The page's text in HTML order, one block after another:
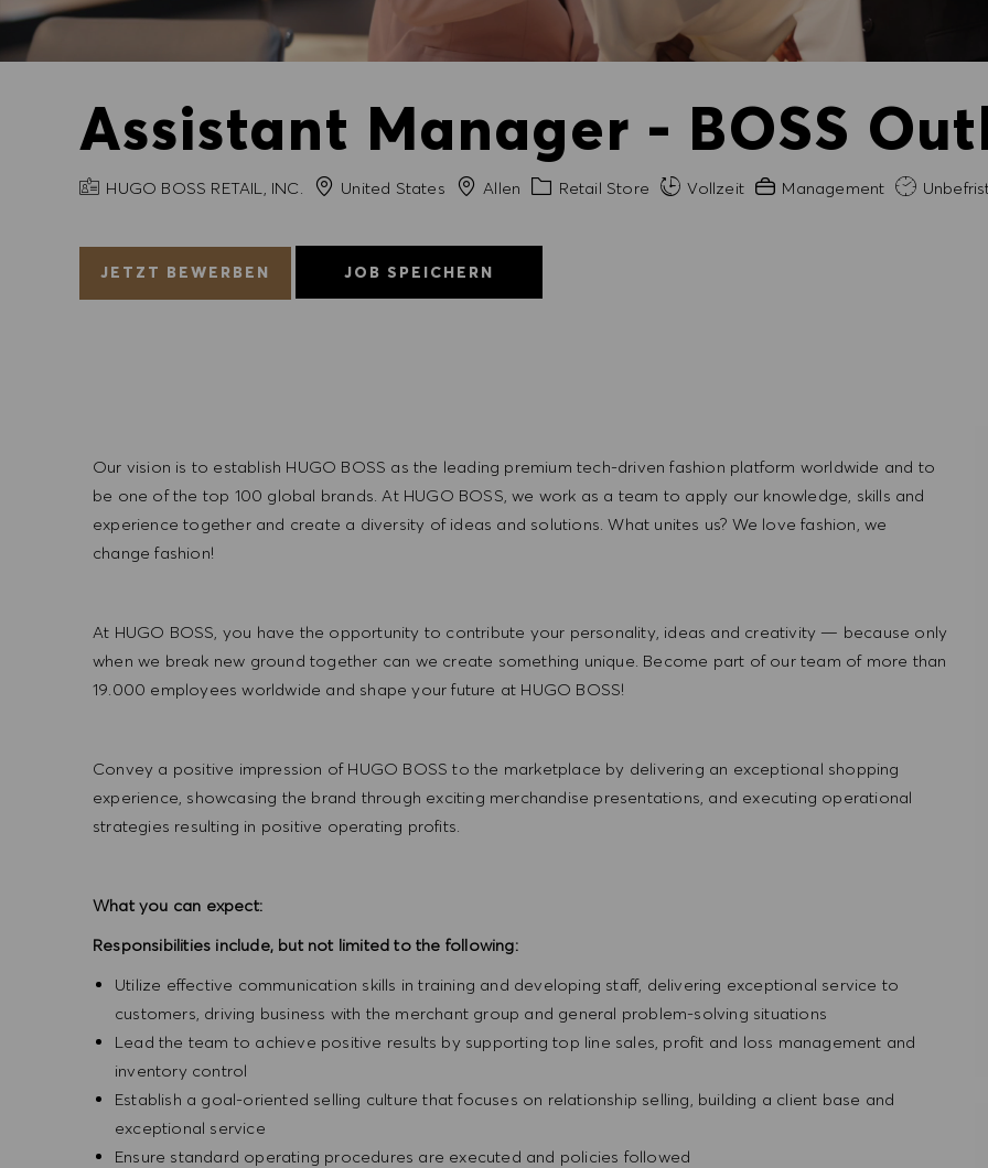
Assistant Manager - BOSS
FIRMENNAME
HUGO BOSS RETAIL, INC. United States StadtAllen Kategorie
Retail Store Vollzeit Erfahrung erforderlich
Management
JETZT BEWERBEN JOB SPEICHERN
Our vision is to establish HUGO BOSS as the leading premium tech-driven fashion platform worldwide and to
be one of the top 100 global brands. At HUGO BOSS, we work as a team to apply our knowledge, skills and
experience together and create a diversity of ideas and solutions. What unites us? We love fashion, we
change fashion!
At HUGO BOSS, you have the opportunity to contribute your personality, ideas and creativity — because only
when we break new ground together can we create something unique. Become part of our team of more than
19.000 employees worldwide and shape your future at HUGO BOSS!
Convey a positive impression of HUGO BOSS to the marketplace by delivering an exceptional shopping
experience, showcasing the brand through exciting merchandise presentations, and executing operational
strategies resulting in positive operating profits.
What you can expect:
Responsibilities include, but not limited to the following:
Utilize effective communication skills in training and developing staff, delivering exceptional service to
customers, driving business with the merchant group and general problem-solving situations
Lead the team to achieve positive results by supporting top line sales, profit and loss management and
inventory control
Establish a goal-oriented selling culture that focuses on relationship selling, building a client base and
exceptional service
Ensure standard operating procedures are executed and policies followed